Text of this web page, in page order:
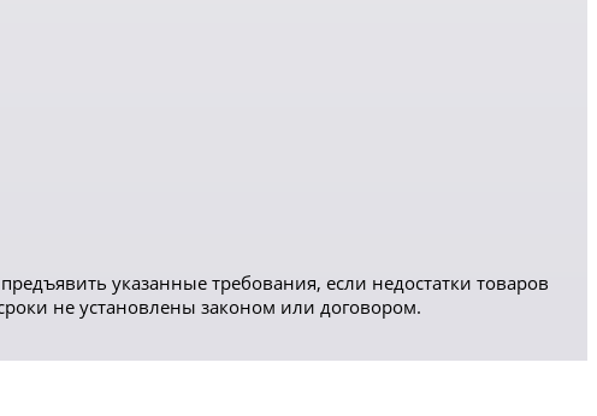
указанные требования, если недостатки товаров
не установлены законом или договором.